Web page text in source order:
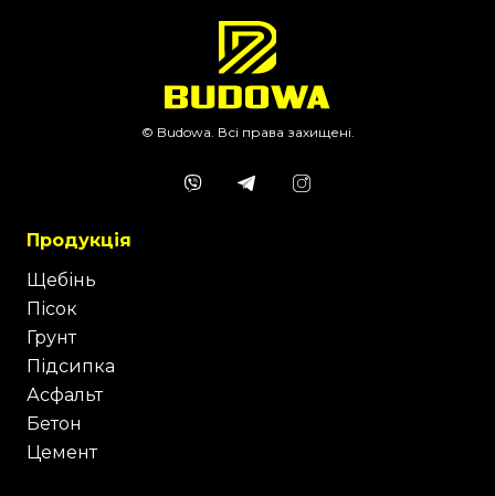
© Budowa. Всі права захищені.
Продукція
Щебінь
Пісок
Грунт
Підсипка
Асфальт
Бетон
Цемент